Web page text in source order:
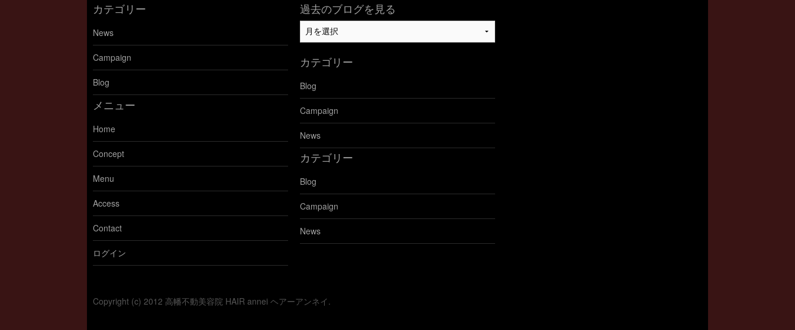
カテゴリー
News
Campaign
Blog
メニュー
Home
Concept
Menu
Access
Contact
ログイン
過去のブログを見る
過
去
ブ
グ
を
見
る
カテゴリー
Blog
Campaign
News
カテゴリー
Blog
Campaign
News
Copyright (c) 2012 高幡不動美容院 HAIR annei ヘアーアンネイ.